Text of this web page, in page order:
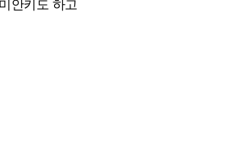
안키도 하고